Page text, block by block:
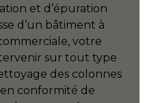
et d’épuration
d’un bâtiment à
votre
sur tout type
des colonnes
conformité de